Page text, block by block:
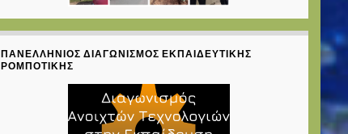
ΠΑΝΕΛΛΉΝΙΟΣ ΔΙΑΓΩΝΙΣΜΌΣ ΕΚΠΑΙΔΕΥΤΙΚΉΣ
ΡΟΜΠΟΤΙΚΉΣ